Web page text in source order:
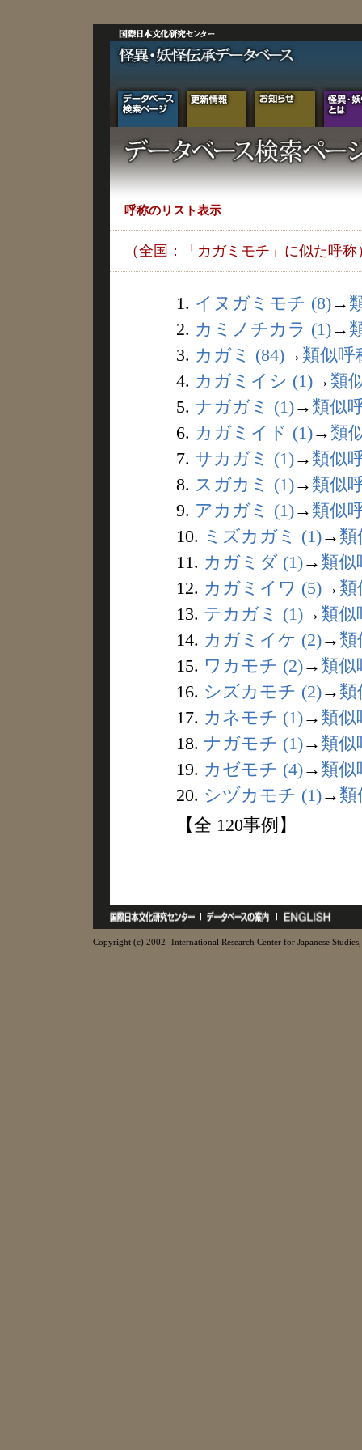
呼称のリスト表示
（全国：「カガミモチ」に似た呼称
1. イヌガミモチ (8)→
2. カミノチカラ (1)→
3. カガミ (84)→ 類似呼
4. カガミイシ (1)→ 類
5. ナガガミ (1)→ 類似
6. カガミイド (1)→ 類
7. サカガミ (1)→ 類似
8. スガカミ (1)→ 類似
9. アカガミ (1)→ 類似
10. ミズカガミ (1)→ 類
11. カガミダ (1)→ 類似
12. カガミイワ (5)→ 類
13. テカガミ (1)→ 類似
14. カガミイケ (2)→ 類
15. ワカモチ (2)→ 類似
16. シズカモチ (2)→ 類
17. カネモチ (1)→ 類似
18. ナガモチ (1)→ 類似
19. カゼモチ (4)→ 類似
20. シヅカモチ (1)→ 類
【全 120事例】
Copyright (c) 2002- International Research Center for Japanese